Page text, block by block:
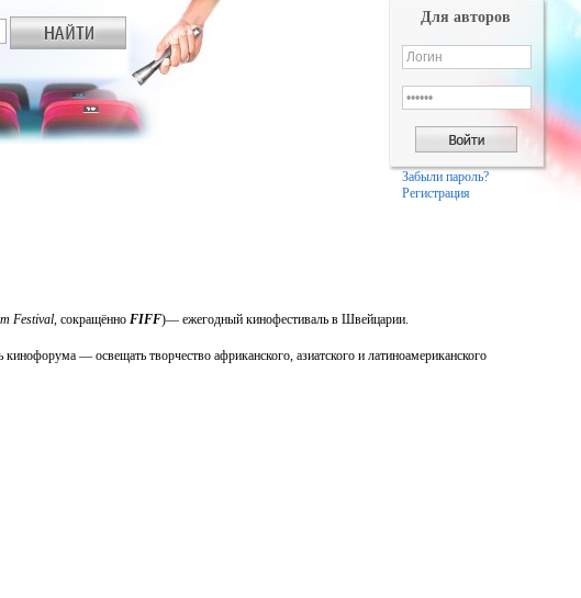
Для авторов
Забыли пароль?
Регистрация
Festival, сокращённо FIFF)— ежегодный кинофестиваль в Швейцарии.
— освещать творчество африканского, азиатского и латиноамериканского